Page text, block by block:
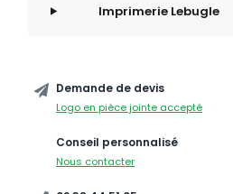
Imprimerie Lebugle
Demande de devis
Logo en pièce jointe accepté
Conseil personnalisé
Nous contacter